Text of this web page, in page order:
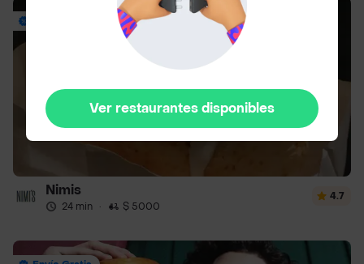
Nimis
24 min · $ 5000
4.7
Ver restaurantes disponibles